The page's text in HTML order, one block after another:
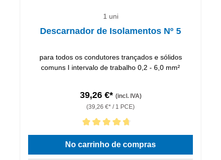
1 uni
Descarnador de Isolamentos Nº 5
para todos os condutores trançados e sólidos
comuns I intervalo de trabalho 0,2 - 6,0 mm²
39,26 €* (incl. IVA)
(39,26 €* / 1 PCE)
Classificação média de 4.86 de 5 estrelas
No carrinho de compras